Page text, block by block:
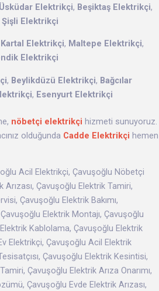
Üsküdar Elektrikçi, Beşiktaş Elektrikçi,
Şişli Elektrikçi
Kartal Elektrikçi, Maltepe Elektrikçi,
Elektrikçi
, Beylikdüzü Elektrikçi, Bağcılar
, Esenyurt Elektrikçi
nöbetçi elektrikçi hizmeti sunuyoruz.
olduğunda Cadde Elektrikçi hemen
Acil Elektrikçi, Çavuşoğlu Nöbetçi
Arızası, Çavuşoğlu Elektrik Tamiri,
Çavuşoğlu Elektrik Bakımı,
Elektrik Montajı, Çavuşoğlu
Kablolama, Çavuşoğlu Elektrik
Elektrikçi, Çavuşoğlu Acil Elektrik
Çavuşoğlu Elektrik Kesintisi,
Çavuşoğlu Elektrik Arıza Onarımı,
Çavuşoğlu Evde Elektrik Arızası,